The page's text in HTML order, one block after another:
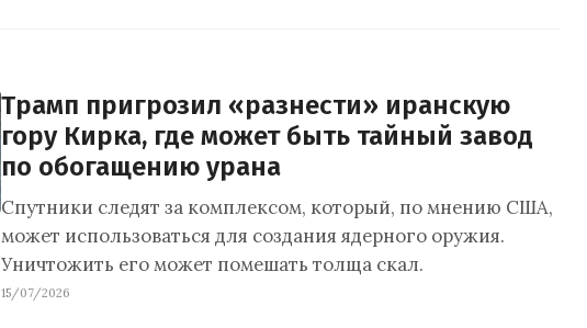
Трамп пригрозил «разнести» иранскую
гору Кирка, где может быть тайный завод
по обогащению урана
Спутники следят за комплексом, который, по мнению США,
может использоваться для создания ядерного оружия.
Уничтожить его может помешать толща скал.
15/07/2026